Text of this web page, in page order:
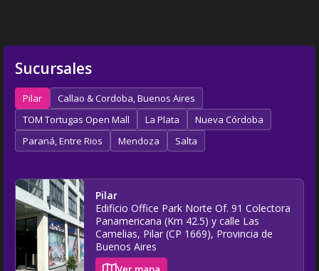
Sucursales
Pilar
Callao & Cordoba, Buenos Aires
TOM Tortugas Open Mall
La Plata
Nueva Córdoba
Paraná, Entre Rios
Mendoza Salta
Pilar
Edificio Office Park Norte Of. 91 Colectora
Panamericana (Km 42.5) y calle Las
Camelias, Pilar (CP 1669), Provincia de
Buenos Aires